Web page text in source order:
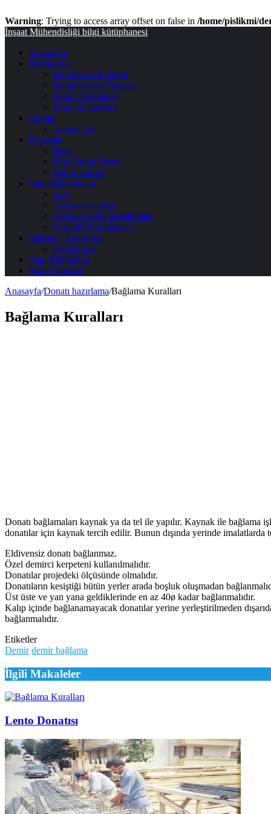
Warning: Trying to access array offset on false in /home/pislikmi/
Menü
İnşaat Mühendisliği bilgi kütüphanesi
Ana sayfa
Betonarme
Betonarme Kalıplar
Betonarmeye Hazırlık
Demir Donatıları
Donatı hazırlama
Çatılar
Asma Çatı
Duvarlar
Baca
Düz Duvar Örme
Lento yapma
Yapı Malzemeleri
Alçı
Alçı sıva yapımı
Alçıpan levha kaplamaları
Seramik Uygulaması
Yalıtım – İzolasyon
Su Yalıtımı
Yapı Elemanları
Yapı Yönetimi
Anasayfa/Donatı hazırlama/Bağlama Kuralları
Bağlama Kuralları
Donatı bağlamaları kaynak ya da tel ile yapılır. Kaynak ile bağlama
donatılar için kaynak tercih edilir. Bunun dışında yerinde imalatlarda
Eldivensiz donatı bağlanmaz.
Özel demirci kerpeteni kullanılmalıdır.
Donatılar projedeki ölçüsünde olmalıdır.
Donatıların kesiştiği bütün yerler arada boşluk oluşmadan
Üst üste ve yan yana geldiklerinde en az 40ø kadar bağlanmalıdır.
Kalıp içinde bağlanamayacak donatılar yerine yerleştirilmeden
bağlanmalıdır.
Etiketler
Demir demir bağlama
İlgili Makaleler
Lento Donatısı